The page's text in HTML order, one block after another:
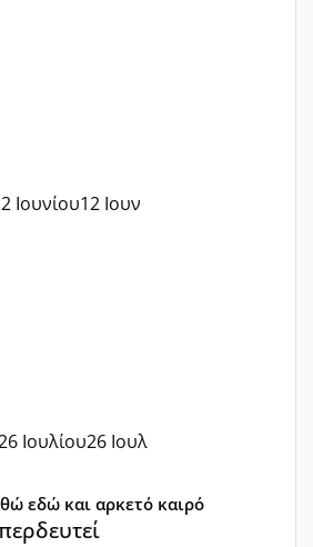
Ιουνίου12 Ιουν
Ιουλίου26 Ιουλ
εδώ και αρκετό καιρό